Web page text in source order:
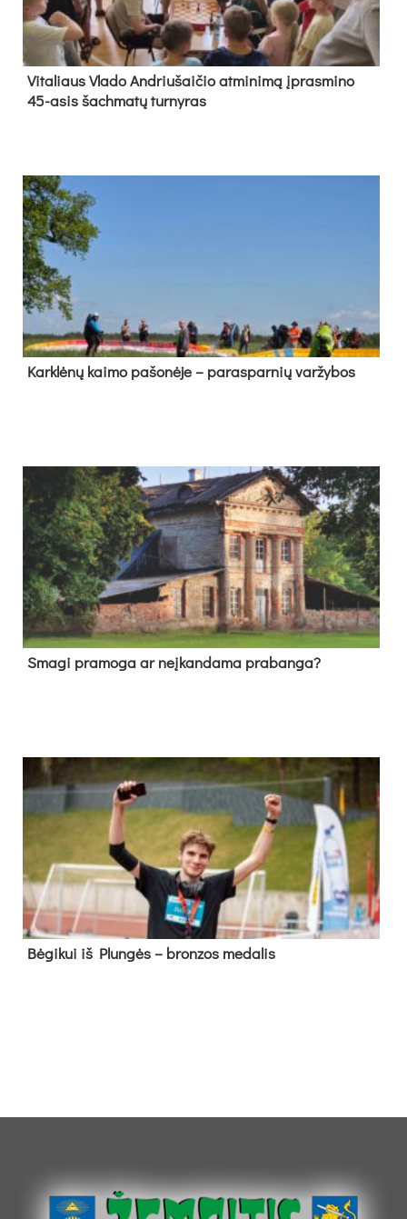
Vi­ta­liaus Vla­do And­riu­šai­čio at­mi­ni­mą įpras­mi­no
45-asis šach­ma­tų tur­ny­ras
Kark­lė­nų kai­mo pa­šo­nė­je – pa­ras­par­nių var­žy­bos
Sma­gi pra­mo­ga ar neį­kan­da­ma pra­ban­ga?
Bė­gi­kui iš Plun­gės – bron­zos me­da­lis